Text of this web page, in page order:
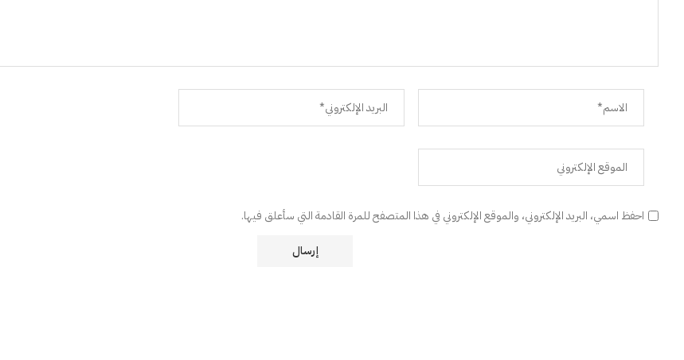
احفظ اسمي، البريد الإلكتروني، والموقع الإلكتروني في هذا المتصفح للمرة القادمة التي سأعلق فيها.